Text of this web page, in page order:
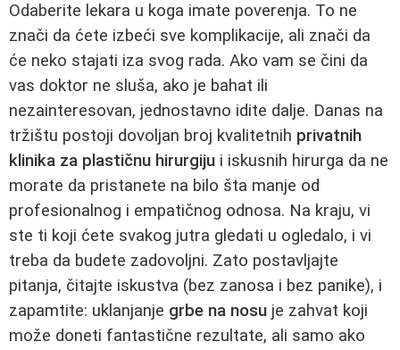
Odaberite lekara u koga imate poverenja. To ne
znači da ćete izbeći sve komplikacije, ali znači da
će neko stajati iza svog rada. Ako vam se čini da
vas doktor ne sluša, ako je bahat ili
nezainteresovan, jednostavno idite dalje. Danas na
tržištu postoji dovoljan broj kvalitetnih privatnih
klinika za plastičnu hirurgiju i iskusnih hirurga da ne
morate da pristanete na bilo šta manje od
profesionalnog i empatičnog odnosa. Na kraju, vi
ste ti koji ćete svakog jutra gledati u ogledalo, i vi
treba da budete zadovoljni. Zato postavljajte
pitanja, čitajte iskustva (bez zanosa i bez panike), i
zapamtite: uklanjanje grbe na nosu je zahvat koji
može doneti fantastične rezultate, ali samo ako